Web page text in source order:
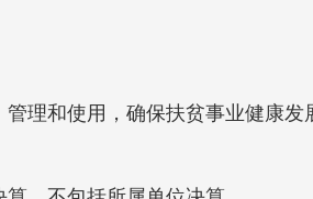
理和使用，确保扶贫事业健康发